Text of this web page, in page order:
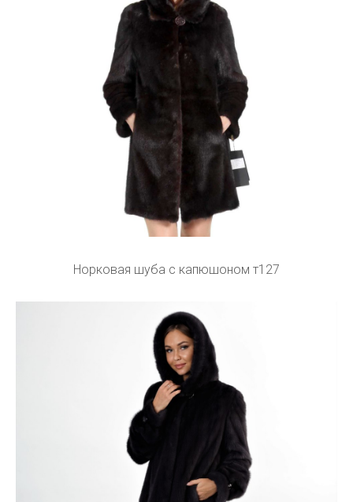
Норковая шуба с капюшоном т127